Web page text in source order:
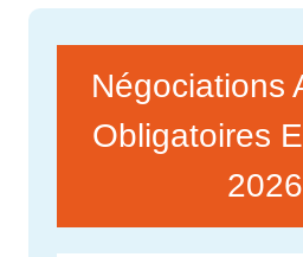
Négociations
Obligatoires
2026